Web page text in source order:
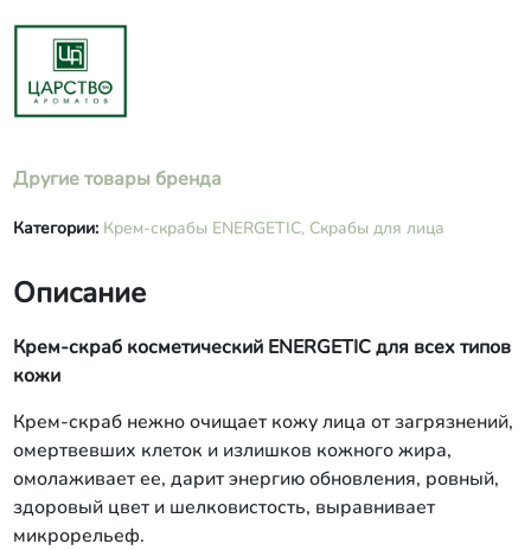
отдушка (Лимонен).
Другие товары бренда
Категории: Крем-скрабы ENERGETIC, Скрабы для лица
Описание
Крем-скраб косметический ENERGETIC для всех типов
кожи
Крем-скраб нежно очищает кожу лица от загрязнений,
омертвевших клеток и излишков кожного жира,
омолаживает ее, дарит энергию обновления, ровный,
здоровый цвет и шелковистость, выравнивает
микрорельеф.